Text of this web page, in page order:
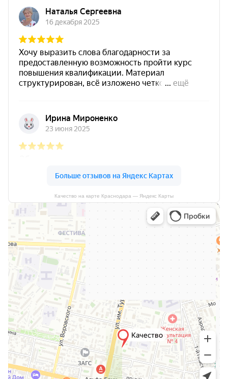
Качество на карте Краснодара — Яндекс Карты